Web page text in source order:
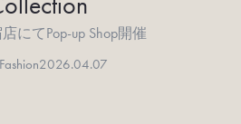
にてPop-up Shop開催
2026.04.07